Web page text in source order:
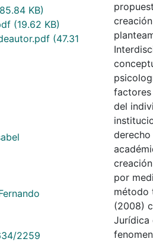
KB)
(19.62 KB)
(47.31
2259
del
por
método
(2008)
Jurídica